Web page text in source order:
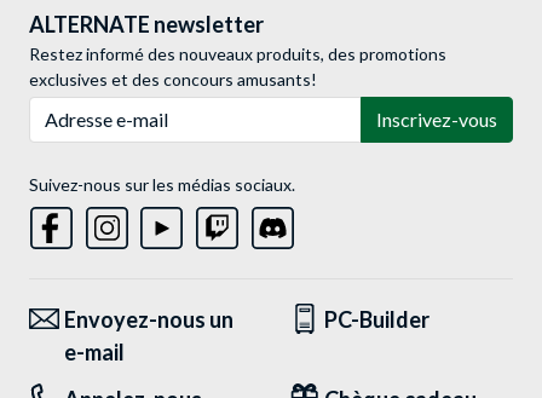
ALTERNATE newsletter
Restez informé des nouveaux produits, des promotions
exclusives et des concours amusants!
Inscrivez-vous
Suivez-nous sur les médias sociaux.
Envoyez-nous un
e-mail
PC-Builder